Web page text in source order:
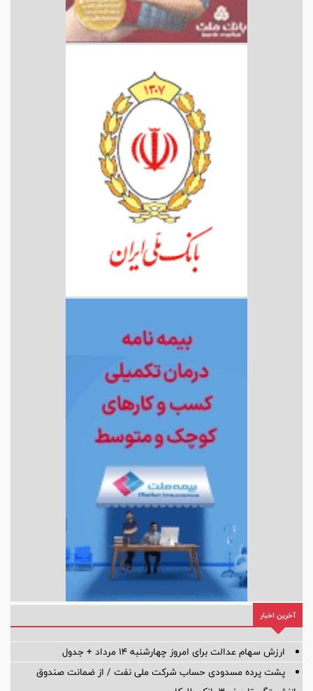
آخرین اخبار
ارزش سهام عدالت برای امروز چهارشنبه ۱۴ مرداد + جدول
پشت پرده‌ مسدودی حساب شرکت ملی نفت / از ضمانت صندوق